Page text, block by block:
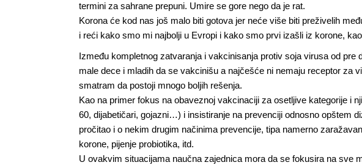
termini za sahrane prepuni. Umire se gore nego da je rat.
Korona će kod nas još malo biti gotova jer neće više biti preživelih
i reći kako smo mi najbolji u Evropi i kako smo prvi izašli iz korone,
Između kompletnog zatvaranja i vakcinisanja protiv soja virusa od pre
male dece i mladih da se vakcinišu a najčešće ni nemaju receptor za
smatram da postoji mnogo boljih rešenja.
Kao na primer fokus na obaveznoj vakcinaciji za osetljive kategorije i
60, dijabetičari, gojazni…) i insistiranje na prevenciji odnosno opštem
pročitao i o nekim drugim načinima prevencije, tipa namerno
korone, pijenje probiotika, itd.
U ovakvim situacijama naučna zajednica mora da se fokusira na sve